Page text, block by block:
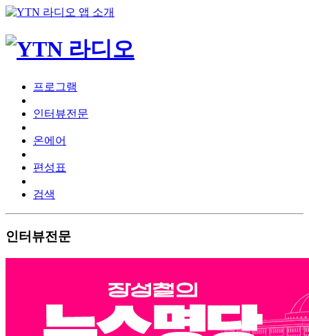
프로그램
인터뷰전문
온에어
편성표
검색
인터뷰전문